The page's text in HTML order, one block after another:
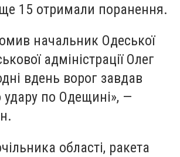
15 отримали поранення.
начальник Одеської
адміністрації Олег
вдень ворог завдав
удару по Одещині», —
області, ракета